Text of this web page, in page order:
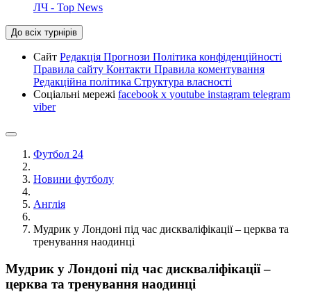
ЛЧ - Top News
До всіх турнірів
Сайт Редакція Прогнози Політика конфіденційності
Правила сайту Контакти Правила коментування
Редакційна політика Структура власності
Соціальні мережі facebook x youtube instagram telegram
viber
Футбол 24
Новини футболу
Англія
Мудрик у Лондоні під час дискваліфікації – церква та
тренування наодинці
Мудрик у Лондоні під час дискваліфікації –
церква та тренування наодинці